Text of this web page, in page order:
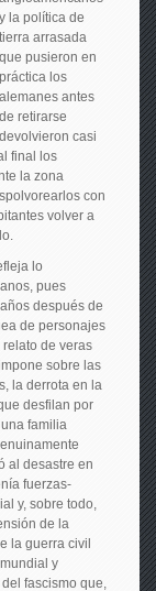
y la política de
tierra arrasada
que pusieron en
práctica los
alemanes antes
de retirarse
devolvieron casi
final los
la zona
con
volver a
lo
pues
después de
de personajes
de veras
sobre las
la derrota en la
desfilan por
familia
al desastre en
fuerzas-
y, sobre todo,
de la
la guerra civil
y
fascismo que,